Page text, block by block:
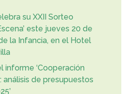
su XXII Sorteo
este jueves 20 de
la Infancia, en el Hotel
informe ‘Cooperación
análisis de presupuestos